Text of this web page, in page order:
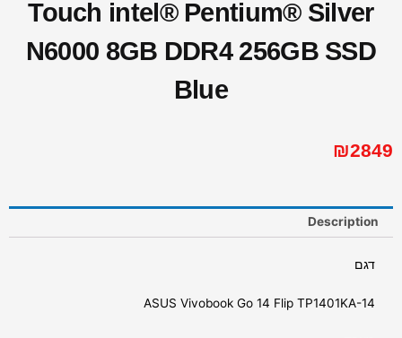
Touch intel® Pentium® Silver
N6000 8GB DDR4 256GB SSD
Blue
₪2849
Description
דגם
ASUS Vivobook Go 14 Flip TP1401KA-14